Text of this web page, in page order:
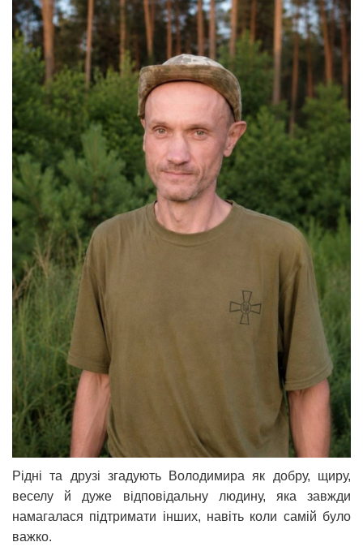
Рідні та друзі згадують Володимира як добру, щиру,
веселу й дуже відповідальну людину, яка завжди
намагалася підтримати інших, навіть коли самій було
важко.